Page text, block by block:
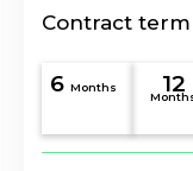
Contract term
6 Months 12